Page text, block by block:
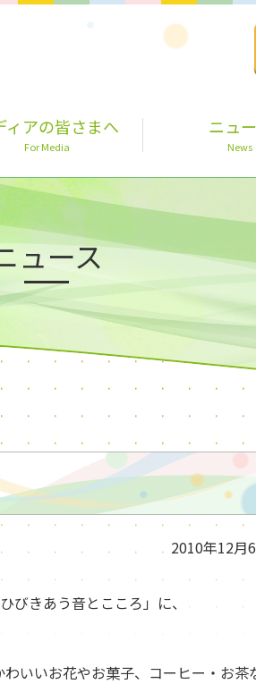
ィアの皆さまへ
For Media
ニュ
News
ュース
2010年12月
びきあう音とこころ」に、
いいお花やお菓子、コーヒー・お茶